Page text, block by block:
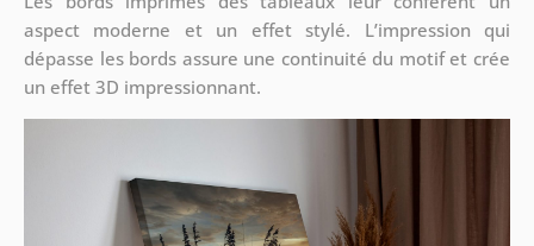
aspect moderne et un effet stylé. L’impression qui
dépasse les bords assure une continuité du motif et crée
un effet 3D impressionnant.